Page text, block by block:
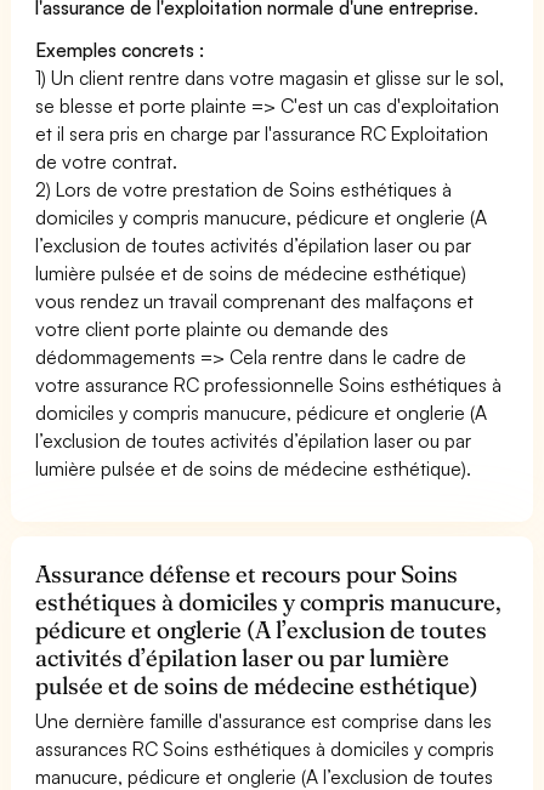
l'assurance de l'exploitation normale d'une entreprise.
Exemples concrets :
1) Un client rentre dans votre magasin et glisse sur le sol,
se blesse et porte plainte => C'est un cas d'exploitation
et il sera pris en charge par l'assurance RC Exploitation
de votre contrat.
2) Lors de votre prestation de Soins esthétiques à
domiciles y compris manucure, pédicure et onglerie (A
l’exclusion de toutes activités d’épilation laser ou par
lumière pulsée et de soins de médecine esthétique)
vous rendez un travail comprenant des malfaçons et
votre client porte plainte ou demande des
dédommagements => Cela rentre dans le cadre de
votre assurance RC professionnelle Soins esthétiques à
domiciles y compris manucure, pédicure et onglerie (A
l’exclusion de toutes activités d’épilation laser ou par
lumière pulsée et de soins de médecine esthétique).
Assurance défense et recours pour Soins
esthétiques à domiciles y compris manucure,
pédicure et onglerie (A l’exclusion de toutes
activités d’épilation laser ou par lumière
pulsée et de soins de médecine esthétique)
Une dernière famille d'assurance est comprise dans les
assurances RC Soins esthétiques à domiciles y compris
manucure, pédicure et onglerie (A l’exclusion de toutes